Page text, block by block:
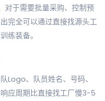
对于需要批量采购、控制预
完全可以通过直接找源头工
练装备。
Logo、队员姓名、号码、
应周期比直接找工厂慢3-5